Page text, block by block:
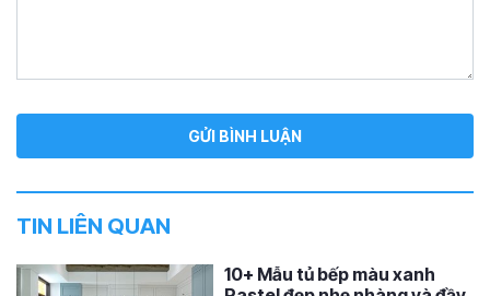
TIN LIÊN QUAN
10+ Mẫu tủ bếp màu xanh